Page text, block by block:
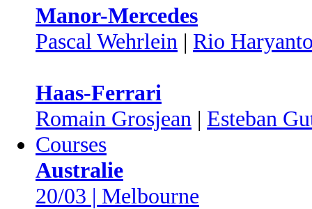
Manor-Mercedes
Pascal Wehrlein | Rio
Haas-Ferrari
Romain Grosjean | Esteban
Courses
Australie
20/03 | Melbourne